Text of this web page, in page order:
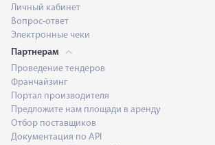
Личный кабинет
Вопрос-ответ
Электронные чеки
Партнерам
Проведение тендеров
Франчайзинг
Портал производителя
Предложите нам площади в аренду
Отбор поставщиков
Документация по API